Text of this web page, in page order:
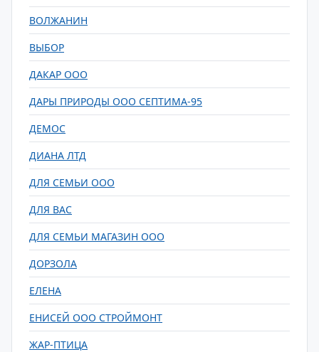
ВОЛЖАНИН
ВЫБОР
ДАКАР ООО
ДАРЫ ПРИРОДЫ ООО СЕПТИМА-95
ДЕМОС
ДИАНА ЛТД
ДЛЯ СЕМЬИ ООО
ДЛЯ ВАС
ДЛЯ СЕМЬИ МАГАЗИН ООО
ДОРЗОЛА
ЕЛЕНА
ЕНИСЕЙ ООО СТРОЙМОНТ
ЖАР-ПТИЦА